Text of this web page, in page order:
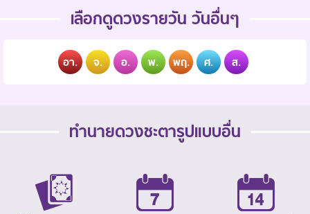
เลือกดูดวงรายวัน วันอื่นๆ
อา. จ. อ. พ. พฤ. ศ. ส.
ทำนายดวงชะตารูปแบบอื่น